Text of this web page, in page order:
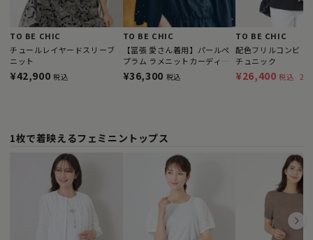
TO BE CHIC
チュールレイヤードスリーブ
ニット
¥42,900 税込
TO BE CHIC
【冨張 愛さん着用】パールペ
プラム ラメニットカーディガ
ン
¥36,300 税込
TO BE CHIC
配色フリルコンビ カ
チュニック
¥26,400 税込
1枚で着映えるフェミニントップス